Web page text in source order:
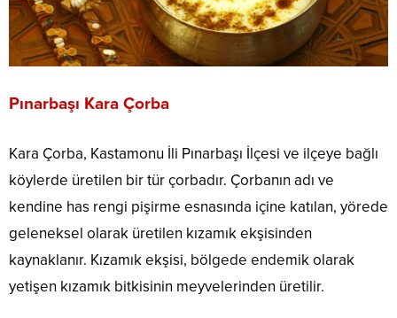
Pınarbaşı Kara Çorba
Kara Çorba, Kastamonu İli Pınarbaşı İlçesi ve ilçeye bağlı
köylerde üretilen bir tür çorbadır. Çorbanın adı ve
kendine has rengi pişirme esnasında içine katılan, yörede
geleneksel olarak üretilen kızamık ekşisinden
kaynaklanır. Kızamık ekşisi, bölgede endemik olarak
yetişen kızamık bitkisinin meyvelerinden üretilir.